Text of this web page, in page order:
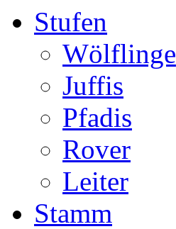
Stufen
Wölflinge
Juffis
Pfadis
Rover
Leiter
Stamm